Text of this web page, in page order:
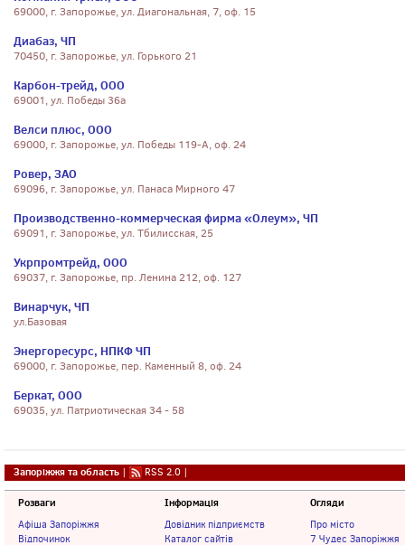
69000, г. Запорожье, ул. Диагональная, 7, оф. 15
Диабаз, ЧП
70450, г. Запорожье, ул. Горького 21
Карбон-трейд, ООО
69001, ул. Победы 36а
Велси плюс, ООО
69000, г. Запорожье, ул. Победы 119-А, оф. 24
Ровер, ЗАО
69096, г. Запорожье, ул. Панаса Мирного 47
Производственно-коммерческая фирма «Олеум», ЧП
69091, г. Запорожье, ул. Тбилисская, 25
Укрпромтрейд, ООО
69037, г. Запорожье, пр. Ленина 212, оф. 127
Винарчук, ЧП
ул.Базовая
Энергоресурс, НПКФ ЧП
69000, г. Запорожье, пер. Каменный 8, оф. 24
Беркат, ООО
69035, ул. Патриотическая 34 - 58
Запоріжжя та область | RSS 2.0 |
Розваги
Афіша Запоріжжя
Відпочинок
Інформація
Довідник підприємств
Каталог сайтів
Огляди
Про місто
7 Чудес Запоріжжя